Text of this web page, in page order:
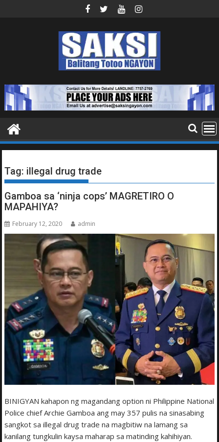
Tag: illegal drug trade
Gamboa sa ‘ninja cops’ MAGRETIRO O
MAPAHIYA?
February 12, 2020 admin
BINIGYAN kahapon ng magandang option ni Philippine National
Police chief Archie Gamboa ang may 357 pulis na sinasabing
sangkot sa illegal drug trade na magbitiw na lamang sa
kanilang tungkulin kaysa maharap sa matinding kahihiyan.